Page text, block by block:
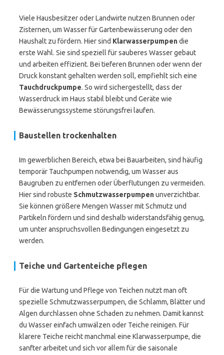
Viele Hausbesitzer oder Landwirte nutzen Brunnen oder
Zisternen, um Wasser für Gartenbewässerung oder den
Haushalt zu fördern. Hier sind Klarwasserpumpendie
erste Wahl. Sie sind speziell für sauberes Wasser gebaut
und arbeiten effizient. Bei tieferen Brunnen oder wenn der
Druck konstant gehalten werden soll, empfiehlt sich eine
Tauchdruckpumpe. So wird sichergestellt, dass der
Wasserdruck im Haus stabil bleibt und Geräte wie
Bewässerungssysteme störungsfrei laufen.
Baustellen trockenhalten
Im gewerblichen Bereich, etwa bei Bauarbeiten, sind häufig
temporär Tauchpumpen notwendig, um Wasser aus
Baugruben zu entfernen oder Überflutungen zu vermeiden.
Hier sind robuste Schmutzwasserpumpenunverzichtbar.
Sie können größere Mengen Wasser mit Schmutz und
Partikeln fördern und sind deshalb widerstandsfähig genug,
um unter anspruchsvollen Bedingungen eingesetzt zu
werden.
Teiche und Gartenteiche pflegen
Für die Wartung und Pflege von Teichen nutzt man oft
spezielle Schmutzwasserpumpen, die Schlamm, Blätter und
Algen durchlassen ohne Schaden zu nehmen. Damit kannst
du Wasser einfach umwälzen oder Teiche reinigen. Für
klarere Teiche reicht manchmal eine Klarwasserpumpe, die
sanfter arbeitet und sich vor allem für die saisonale